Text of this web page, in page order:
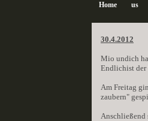
Home us
30.4.2012
Mio undich
Endlichist der
Am Freitag
zaubern"
Anschließend